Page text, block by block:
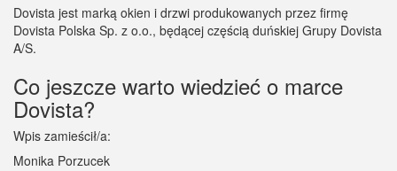
Dovista jest marką okien i drzwi produkowanych przez firmę
Dovista Polska Sp. z o.o., będącej częścią duńskiej Grupy Dovista
A/S.
Co jeszcze warto wiedzieć o marce
Dovista?
Wpis zamieścił/a:
Monika Porzucek